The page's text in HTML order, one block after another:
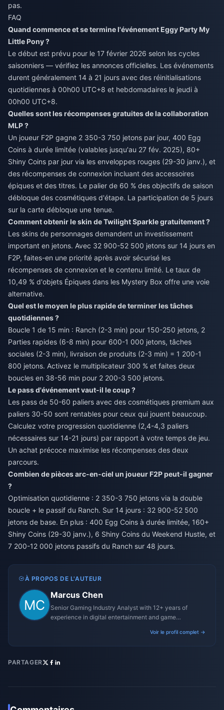
pas.
FAQ
Quand commence et se termine l'événement Eggy Party My
Little Pony ?
Le début est prévu pour le 17 février 2026 selon les cycles
saisonniers — vérifiez les annonces officielles. Les événements
durent généralement 14 à 21 jours avec des réinitialisations
quotidiennes à 00h00 UTC+8 et hebdomadaires le jeudi à
00h00 UTC+8.
Quelles sont les récompenses gratuites de la collaboration
MLP ?
Un joueur F2P gagne 2 350-3 750 jetons par jour, 400 Egg
Coins à durée limitée (valables jusqu'au 27 fév. 2025), 80+
Shiny Coins par jour via les enveloppes rouges (29-30 janv.), et
des récompenses de connexion incluant des accessoires
épiques et des titres. Le palier de 60 % des objectifs de saison
débloque des cosmétiques d'étape. La participation de 5 jours
sur la carte débloque une tenue.
Comment obtenir le skin de Twilight Sparkle gratuitement ?
Les skins de personnages demandent un investissement
important en jetons. Avec 32 900-52 500 jetons sur 14 jours en
F2P, faites-en une priorité après avoir sécurisé les
récompenses de connexion et le contenu limité. Le taux de
10,49 % d'objets Épiques dans les Mystery Box offre une voie
alternative.
Quel est le moyen le plus rapide de terminer les tâches
quotidiennes ?
Boucle 1 de 15 min : Ranch (2-3 min) pour 150-250 jetons, 2
Parties rapides (6-8 min) pour 600-1 000 jetons, tâches
sociales (2-3 min), livraison de produits (2-3 min) = 1 200-1
800 jetons. Activez le multiplicateur 300 % et faites deux
boucles en 38-56 min pour 2 200-3 500 jetons.
Le pass d'événement vaut-il le coup ?
Les pass de 50-60 paliers avec des cosmétiques premium aux
paliers 30-50 sont rentables pour ceux qui jouent beaucoup.
Calculez votre progression quotidienne (2,4-4,3 paliers
nécessaires sur 14-21 jours) par rapport à votre temps de jeu.
Un achat précoce maximise les récompenses des deux
parcours.
Combien de pièces arc-en-ciel un joueur F2P peut-il gagner
?
Optimisation quotidienne : 2 350-3 750 jetons via la double
boucle + le passif du Ranch. Sur 14 jours : 32 900-52 500
jetons de base. En plus : 400 Egg Coins à durée limitée, 160+
Shiny Coins (29-30 janv.), 6 Shiny Coins du Weekend Hustle, et
7 200-12 000 jetons passifs du Ranch sur 48 jours.
À PROPOS DE L'AUTEUR
Marcus Chen
Senior Gaming Industry Analyst with 12+ years of
experience in digital entertainment and game
Voir le profil complet →
PARTAGER